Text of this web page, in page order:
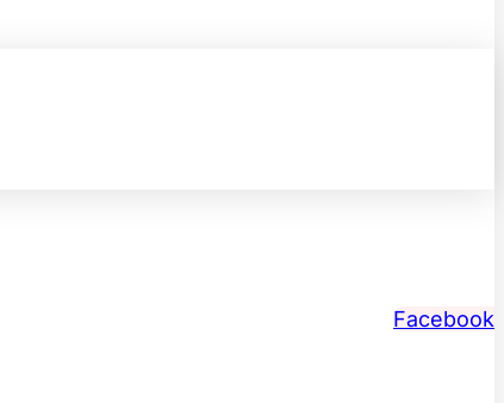
Facebook